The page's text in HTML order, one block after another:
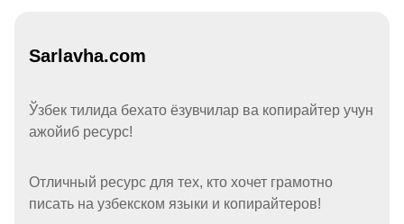
Sarlavha.com
Ўзбек тилида бехато ёзувчилар ва копирайтер учун
ажойиб ресурс!
Отличный ресурс для тех, кто хочет грамотно
писать на узбекском языки и копирайтеров!